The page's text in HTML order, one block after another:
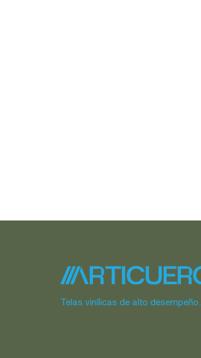
Telas vinílicas de alto desempeño.